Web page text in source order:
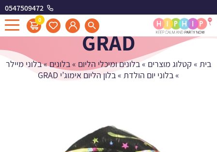
0547509472
0
בלון הליום אימוג'י
GRAD
בית » קטלוג מוצרים »בלונים ומיכלי הליום »בלונים»בלוני מיילר
»בלוני יום הולדת »בלון הליום אימוג’י GRAD